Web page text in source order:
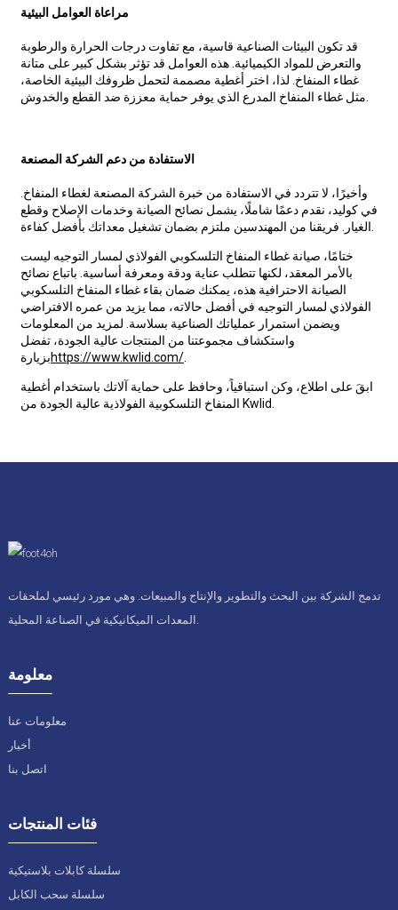
مراعاة العوامل البيئية
قد تكون البيئات الصناعية قاسية، مع تفاوت درجات الحرارة والرطوبة
والتعرض للمواد الكيميائية. هذه العوامل قد تؤثر بشكل كبير على متانة
غطاء المنفاخ. لذا، اختر أغطية مصممة لتحمل ظروفك البيئية الخاصة،
الاستفادة من دعم الشركة المصنعة
وأخيرًا، لا تتردد في الاستفادة من خبرة الشركة المصنعة لغطاء المنفاخ.
في كوليد، نقدم دعمًا شاملًا، يشمل نصائح الصيانة وخدمات الإصلاح وقطع
ختامًا، صيانة غطاء المنفاخ التلسكوبي الفولاذي لمسار التوجيه ليست
بالأمر المعقد، لكنها تتطلب عناية ودقة ومعرفة أساسية. باتباع نصائح
الصيانة الاحترافية هذه، يمكنك ضمان بقاء غطاء المنفاخ التلسكوبي
الفولاذي لمسار التوجيه في أفضل حالاته، مما يزيد من عمره الافتراضي
ويضمن استمرار عملياتك الصناعية بسلاسة. لمزيد من المعلومات
واستكشاف مجموعتنا من المنتجات عالية الجودة، تفضل
بزيارةhttps://www.kwlid.com/.
ابقَ على اطلاع، وكن استباقياً، وحافظ على حماية آلاتك باستخدام أغطية
المنفاخ التلسكوبية الفولاذية عالية الجودة من Kwlid.
تدمج الشركة بين البحث والتطوير والإنتاج والمبيعات. وهي مورد رئيسي لملحقات
المعدات الميكانيكية في الصناعة المحلية.
معلومة
معلومات عنا
أخبار
اتصل بنا
فئات المنتجات
سلسلة كابلات بلاستيكية
سلسلة سحب الكابل